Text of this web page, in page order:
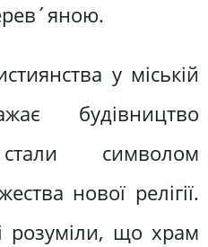
у міській
будівництво
символом
нової релігії.
розуміли, що храм